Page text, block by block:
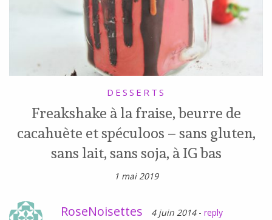
DESSERTS
Freakshake à la fraise, beurre de
cacahuète et spéculoos – sans gluten,
sans lait, sans soja, à IG bas
1 mai 2019
RoseNoisettes 4 juin 2014 - reply